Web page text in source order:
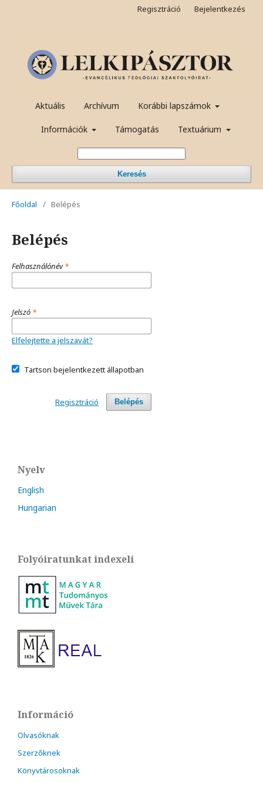
Aktuális Archívum Korábbi lapszámok
Információk Támogatás Textuárium
Keresés
Regisztráció Bejelentkezés
Főoldal / Belépés
Belépés
Felhasználónév*
Jelszó *
Elfelejtette a jelszavát?
Tartson bejelentkezett állapotban
Belépés
Regisztráció
Nyelv
English
Hungarian
Folyóiratunkat indexeli
Információ
Olvasóknak
Szerzőknek
Könyvtárosoknak